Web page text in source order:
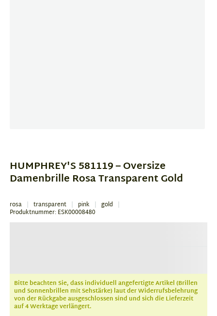
1
HUMPHREY'S 581119 – Oversize
Damenbrille Rosa Transparent Gold
rosa transparent pink gold
Produktnummer: ESK00008480
Bitte beachten Sie, dass individuell angefertigte Artikel (Brillen
und Sonnenbrillen mit Sehstärke) laut der Widerrufsbelehrung
von der Rückgabe ausgeschlossen sind und sich die Lieferzeit
auf 4 Werktage verlängert.